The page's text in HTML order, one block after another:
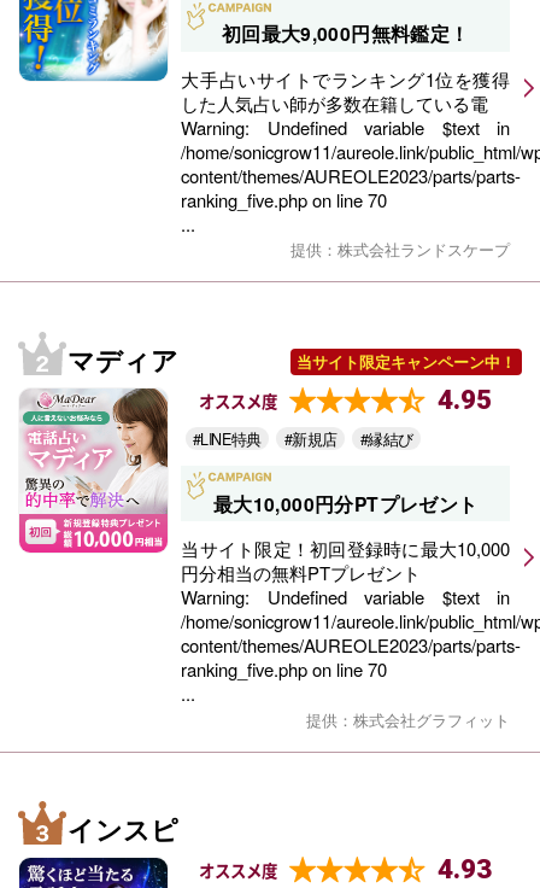
初回最大9,000円無料鑑定！
大手占いサイトでランキング1位を獲得
した人気占い師が多数在籍している電
Warning: Undefined variable $text in
/home/sonicgrow11/aureole.link/public_html/
content/themes/AUREOLE2023/parts/parts-
ranking_five.phpon line70
...
提供：株式会社ランドスケープ
マディア 当サイト限定キャンペーン中！
オススメ度 4.95
#LINE特典 #新規店 #縁結び
最大10,000円分PTプレゼント
当サイト限定！初回登録時に最大10,000
円分相当の無料PTプレゼント
Warning: Undefined variable $text in
/home/sonicgrow11/aureole.link/public_html/
content/themes/AUREOLE2023/parts/parts-
ranking_five.phpon line70
...
提供：株式会社グラフィット
インスピ
オススメ度 4.93